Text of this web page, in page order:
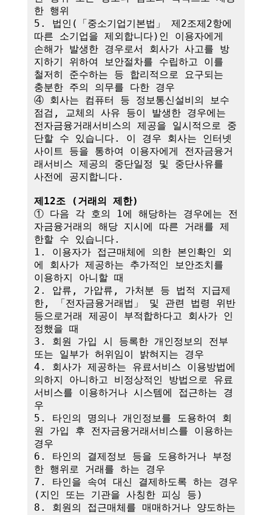
한 행위
5. 법인(「중소기업기본법」 제2조제2항에
따른 소기업을 제외합니다)인 이용자에게
손해가 발생한 경우로서 회사가 사고를 방
지하기 위하여 보안절차를 수립하고 이를
철저히 준수하는 등 합리적으로 요구되는
충분한 주의 의무를 다한 경우
④ 회사는 컴퓨터 등 정보통신설비의 보수
점검, 교체의 사유 등이 발생한 경우에는
전자금융거래서비스의 제공을 일시적으로 중
단할 수 있습니다. 이 경우 회사는 인터넷
사이트 등을 통하여 이용자에게 전자금융거
래서비스 제공의 중단일정 및 중단사유를
사전에 공지합니다.
제12조 (거래의 제한)
① 다음 각 호의 1에 해당하는 경우에는 전
자금융거래의 해당 지시에 따른 거래를 제
한할 수 있습니다.
1. 이용자가 접근매체에 의한 본인확인 외
에 회사가 제공하는 추가적인 보안조치를
이용하지 아니할 때
2. 압류, 가압류, 가처분 등 법적 지급제
한, 「전자금융거래법」 및 관련 법령 위반
등으로거래 제공이 부적합하다고 회사가 인
정했을 때
3. 회원 가입 시 등록한 개인정보의 전부
또는 일부가 허위임이 밝혀지는 경우
4. 회사가 제공하는 유료서비스 이용방법에
의하지 아니하고 비정상적인 방법으로 유료
서비스를 이용하거나 시스템에 접근하는 경
우
5. 타인의 명의나 개인정보를 도용하여 회
원 가입 후 전자금융거래서비스를 이용하는
경우
6. 타인의 결제정보 등을 도용하거나 부정
한 행위로 거래를 하는 경우
7. 타인을 속여 대신 결제하도록 하는 경우
(지인 또는 기관을 사칭한 피싱 등)
8. 회원의 접근매체를 매매하거나 양도하는